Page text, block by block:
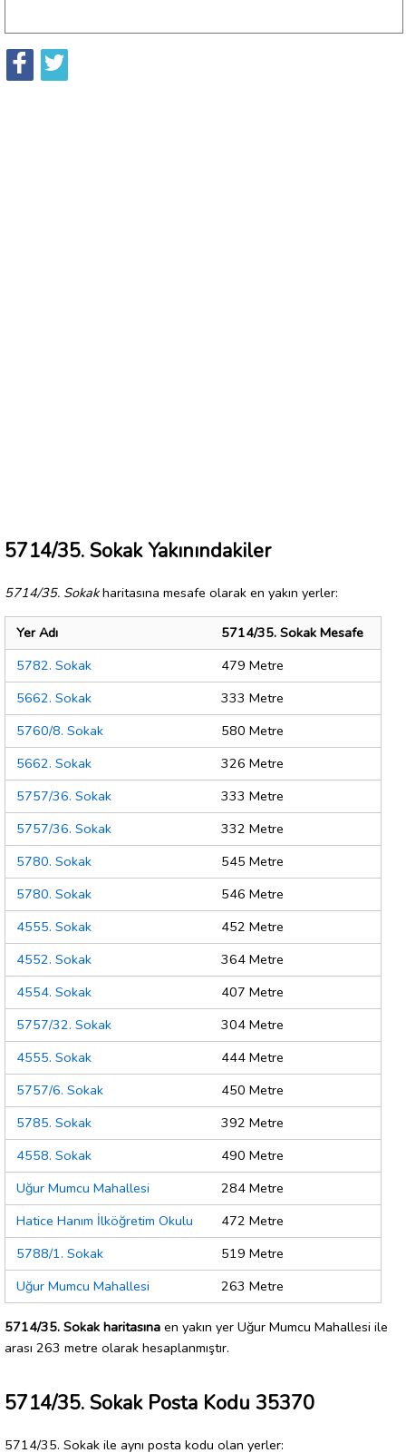
5714/35. Sokak Yakınındakiler
5714/35. Sokakharitasına mesafe olarak en yakın yerler:
Yer Adı
5714/35. Sokak Mesafe
5782. Sokak
479 Metre
5662. Sokak
333 Metre
5760/8. Sokak
580 Metre
5662. Sokak
326 Metre
5757/36. Sokak
333 Metre
5757/36. Sokak
332 Metre
5780. Sokak
545 Metre
5780. Sokak
546 Metre
4555. Sokak
452 Metre
4552. Sokak
364 Metre
4554. Sokak
407 Metre
5757/32. Sokak
304 Metre
4555. Sokak
444 Metre
5757/6. Sokak
450 Metre
5785. Sokak
392 Metre
4558. Sokak
490 Metre
Uğur Mumcu Mahallesi
284 Metre
Hatice Hanım İlköğretim Okulu
472 Metre
5788/1. Sokak
519 Metre
Uğur Mumcu Mahallesi
263 Metre
5714/35. Sokak haritasına en yakın yer Uğur Mumcu Mahallesi ile
arası 263 metre olarak hesaplanmıştır.
5714/35. Sokak Posta Kodu 35370
5714/35. Sokak ile aynı posta kodu olan yerler: